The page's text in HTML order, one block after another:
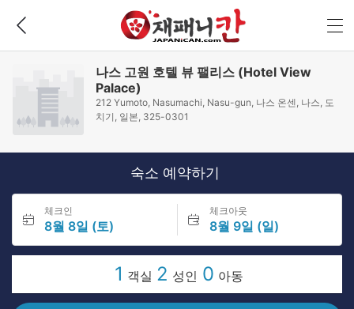
나스 고원 호텔 뷰 팰리스 (Hotel View
Palace)
212 Yumoto, Nasumachi, Nasu-gun, 나스 온센, 나스, 도
치기, 일본, 325-0301
숙소 예약하기
체크인
8월 8일 (토)
체크아웃
8월 9일 (일)
1 객실 2 성인 0 아동